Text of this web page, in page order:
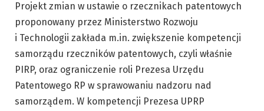
Projekt zmian w ustawie o rzecznikach patentowych
proponowany przez Ministerstwo Rozwoju
i Technologii zakłada m.in. zwiększenie kompetencji
samorządu rzeczników patentowych, czyli właśnie
PIRP, oraz ograniczenie roli Prezesa Urzędu
Patentowego RP w sprawowaniu nadzoru nad
samorządem. W kompetencji Prezesa UPRP